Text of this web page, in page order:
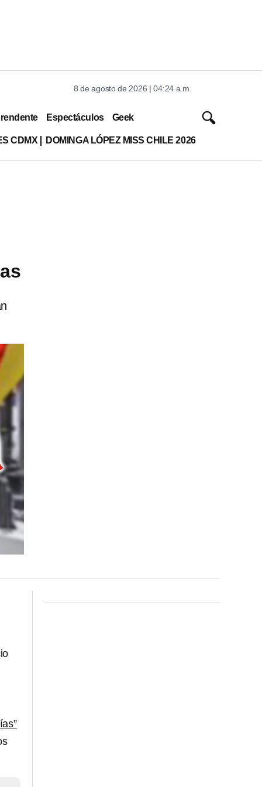
8 de agosto de 2026 | 04:24 a.m.
Espectáculos Geek
CDMX DOMINGA LÓPEZ MISS CHILE 2026